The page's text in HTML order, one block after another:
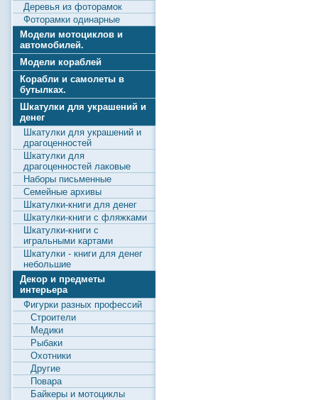
Деревья из фоторамок
Фоторамки одинарные
Модели мотоциклов и
автомобилей.
Модели кораблей
Корабли и самолеты в
бутылках.
Шкатулки для украшений и
денег
Шкатулки для украшений и
драгоценностей
Шкатулки для
драгоценностей лаковые
Наборы письменные
Семейные архивы
Шкатулки-книги для денег
Шкатулки-книги с фляжками
Шкатулки-книги с
игральными картами
Шкатулки - книги для денег
небольшие
Декор и предметы
интерьера
Фигурки разных профессий
Строители
Медики
Рыбаки
Охотники
Другие
Повара
Байкеры и мотоциклы